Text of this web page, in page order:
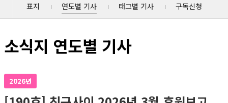
표지 연도별 기사 태그별 기사 구독신청
소식지 연도별 기사
2026년